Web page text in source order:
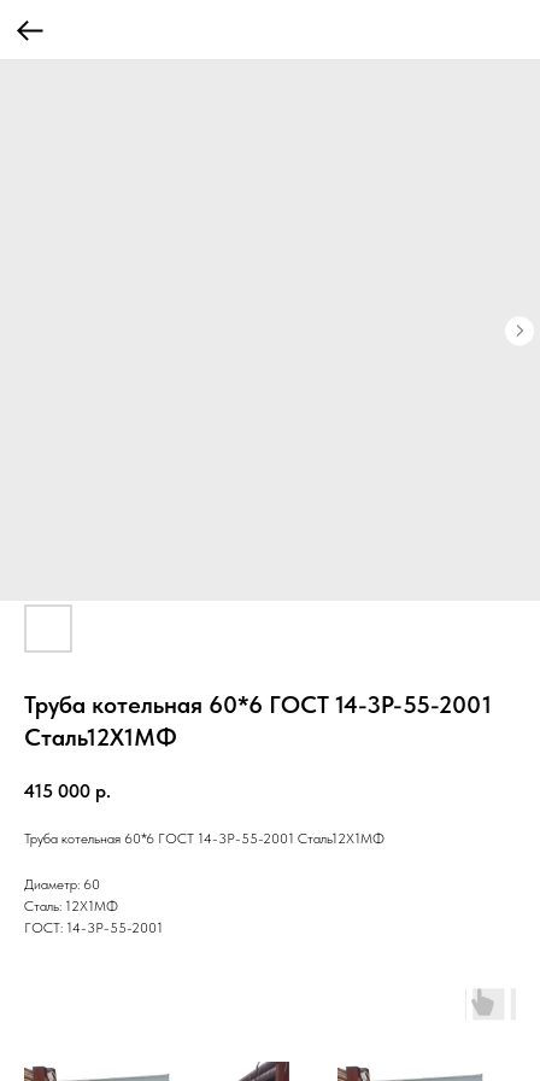
Труба котельная 60*6 ГОСТ 14-3Р-55-2001
Cталь12Х1МФ
415 000 р.
Труба котельная 60*6 ГОСТ 14-3Р-55-2001 Cталь12Х1МФ
Диаметр: 60
Сталь: 12Х1МФ
ГОСТ: 14-3Р-55-2001